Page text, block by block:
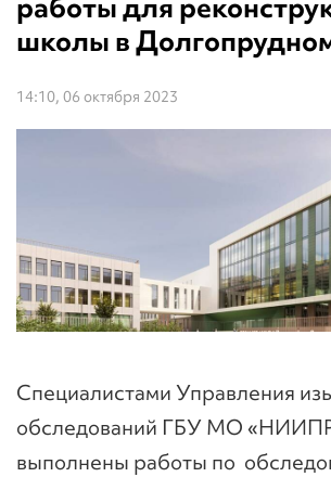
работы для
школы в
14:10, 06 октября 2023
Специалистами Управления
обследований ГБУ МО
выполнены работы по